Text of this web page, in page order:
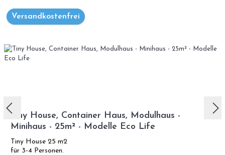
Versandkostenfrei
Tiny House, Container Haus, Modulhaus -
Minihaus - 25m² - Modelle Eco Life
Tiny House 25 m2
für 3-4 Personen.